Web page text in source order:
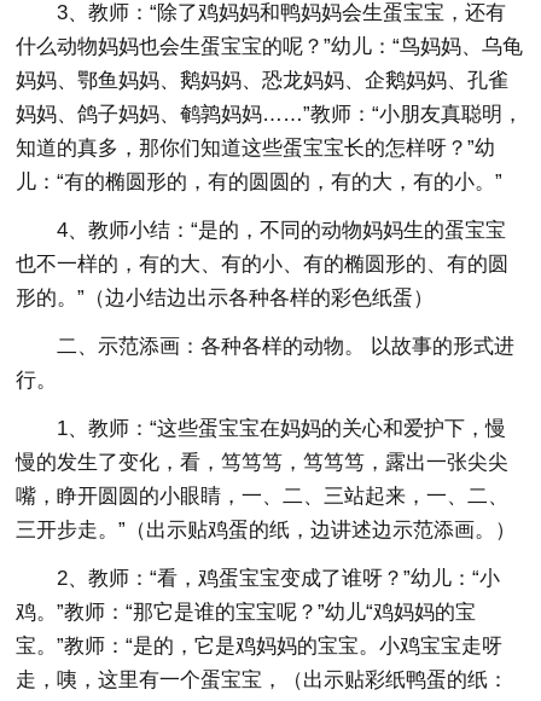
3、教师：“除了鸡妈妈和鸭妈妈会生蛋宝宝，还有
什么动物妈妈也会生蛋宝宝的呢？”幼儿：“鸟妈妈、乌龟
妈妈、鄂鱼妈妈、鹅妈妈、恐龙妈妈、企鹅妈妈、孔雀
妈妈、鸽子妈妈、鹌鹑妈妈……”教师：“小朋友真聪明，
知道的真多，那你们知道这些蛋宝宝长的怎样呀？”幼
儿：“有的椭圆形的，有的圆圆的，有的大，有的小。”
4、教师小结：“是的，不同的动物妈妈生的蛋宝宝
也不一样的，有的大、有的小、有的椭圆形的、有的圆
形的。”（边小结边出示各种各样的彩色纸蛋）
二、示范添画：各种各样的动物。 以故事的形式进
行。
1、教师：“这些蛋宝宝在妈妈的关心和爱护下，慢
慢的发生了变化，看，笃笃笃，笃笃笃，露出一张尖尖
嘴，睁开圆圆的小眼睛，一、二、三站起来，一、二、
三开步走。”（出示贴鸡蛋的纸，边讲述边示范添画。）
2、教师：“看，鸡蛋宝宝变成了谁呀？”幼儿：“小
鸡。”教师：“那它是谁的宝宝呢？”幼儿“鸡妈妈的宝
宝。”教师：“是的，它是鸡妈妈的宝宝。小鸡宝宝走呀
走，咦，这里有一个蛋宝宝，（出示贴彩纸鸭蛋的纸：